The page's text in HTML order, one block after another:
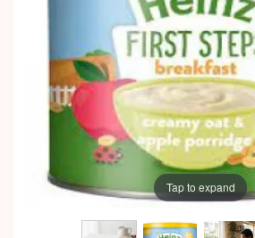
Tap to expand